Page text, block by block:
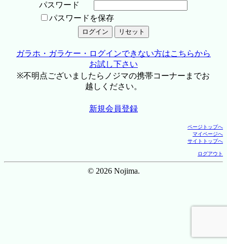
パスワード
パスワードを保存
ガラホ・ガラケー・ログインできない方はこちらから
お試し下さい
※不明点ございましたらノジマの携帯コーナーまでお
越しください。
新規会員登録
ページトップへ
マイページへ
サイトトップへ
ログアウト
© 2026 Nojima.